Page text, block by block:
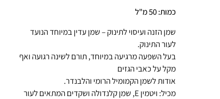
כמות: 50 מ"ל
שמן הזנה ועיסוי לתינוק – שמן עדין במיוחד הנועד
לעור התינוק.
בעל השפעה מרגיעה במיוחד, תורם לשינה רגועה ואף
מקל על כאבי הגזים
אודות לשמן הקמומיל הרומי והלבנדר.
מכיל: ויטמין E, שמן קלנדולה ושקדים המתאים לעור